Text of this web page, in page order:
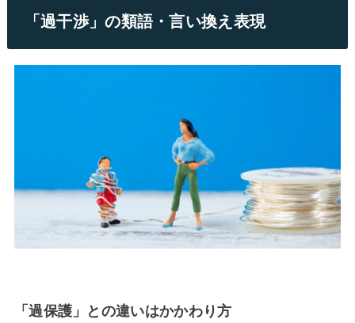
「過干渉」の類語・言い換え表現
「過保護」との違いはかかわり方